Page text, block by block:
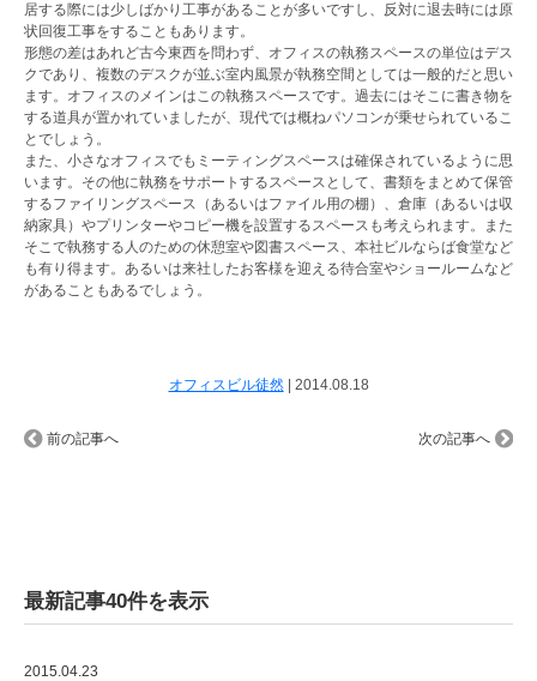
居する際には少しばかり工事があることが多いですし、反対に退去時には原
状回復工事をすることもあります。
形態の差はあれど古今東西を問わず、オフィスの執務スペースの単位はデス
クであり、複数のデスクが並ぶ室内風景が執務空間としては一般的だと思い
ます。オフィスのメインはこの執務スペースです。過去にはそこに書き物を
する道具が置かれていましたが、現代では概ねパソコンが乗せられているこ
とでしょう。
また、小さなオフィスでもミーティングスペースは確保されているように思
います。その他に執務をサポートするスペースとして、書類をまとめて保管
するファイリングスペース（あるいはファイル用の棚）、倉庫（あるいは収
納家具）やプリンターやコピー機を設置するスペースも考えられます。また
そこで執務する人のための休憩室や図書スペース、本社ビルならば食堂など
も有り得ます。あるいは来社したお客様を迎える待合室やショールームなど
があることもあるでしょう。
前の記事へ
オフィスビル徒然| 2014.08.18
次の記事へ
最新記事40件を表示
2015.04.23